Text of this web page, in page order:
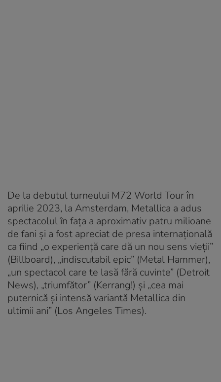
De la debutul turneului M72 World Tour în
aprilie 2023, la Amsterdam, Metallica a adus
spectacolul în fața a aproximativ patru milioane
de fani și a fost apreciat de presa internațională
ca fiind „o experiență care dă un nou sens vieții”
(Billboard), „indiscutabil epic” (Metal Hammer),
„un spectacol care te lasă fără cuvinte” (Detroit
News), „triumfător” (Kerrang!) și „cea mai
puternică și intensă variantă Metallica din
ultimii ani” (Los Angeles Times).